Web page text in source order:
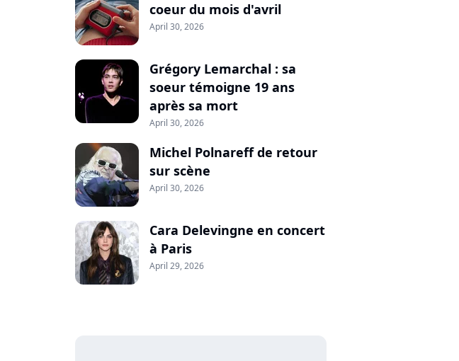
coeur du mois d'avril
April 30, 2026
Grégory Lemarchal : sa
soeur témoigne 19 ans
après sa mort
April 30, 2026
Michel Polnareff de retour
sur scène
April 30, 2026
Cara Delevingne en concert
à Paris
April 29, 2026